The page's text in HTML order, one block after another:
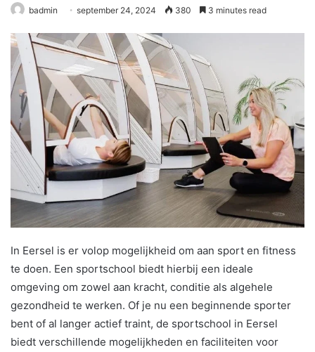
badmin september 24, 2024 380 3 minutes read
In Eersel is er volop mogelijkheid om aan sport en fitness
te doen. Een sportschool biedt hierbij een ideale
omgeving om zowel aan kracht, conditie als algehele
gezondheid te werken. Of je nu een beginnende sporter
bent of al langer actief traint, de sportschool in Eersel
biedt verschillende mogelijkheden en faciliteiten voor